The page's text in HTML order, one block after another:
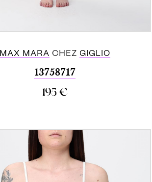
MAX MARA CHEZ GIGLIO
13758717
195 €
ACHETER